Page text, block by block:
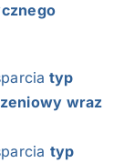
typ
wraz
typ